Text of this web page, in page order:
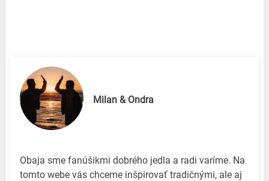
Milan & Ondra
Obaja sme fanúšikmi dobrého jedla a radi varíme. Na
tomto webe vás chceme inšpirovať tradičnými, ale aj